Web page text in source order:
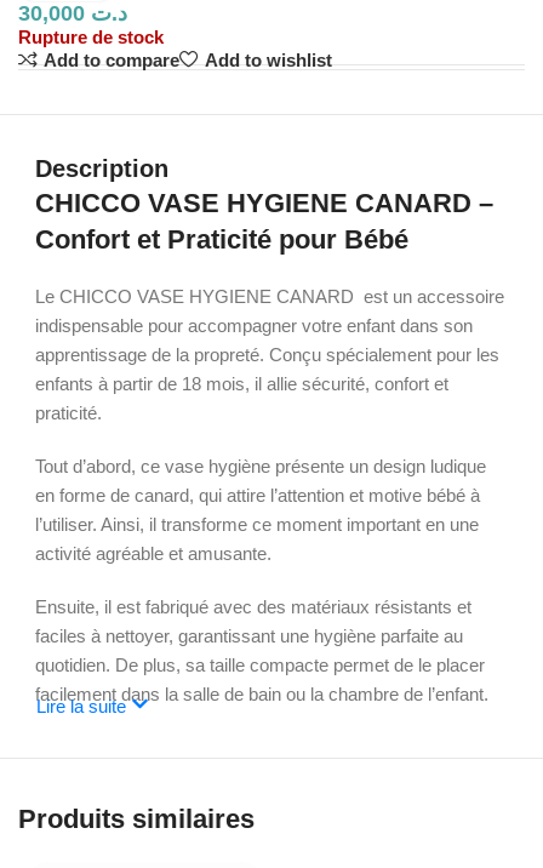
د.ت
Rupture de stock
Add to compare
Add to wishlist
Description
CHICCO VASE HYGIENE CANARD –
Confort et Praticité pour Bébé
Le CHICCO VASE HYGIENE CANARD est un accessoire
indispensable pour accompagner votre enfant dans son
apprentissage de la propreté. Conçu spécialement pour les
enfants à partir de 18 mois, il allie sécurité, confort et
praticité.
Tout d’abord, ce vase hygiène présente un design ludique
en forme de canard, qui attire l’attention et motive bébé à
l’utiliser. Ainsi, il transforme ce moment important en une
activité agréable et amusante.
Ensuite, il est fabriqué avec des matériaux résistants et
faciles à nettoyer, garantissant une hygiène parfaite au
quotidien. De plus, sa taille compacte permet de le placer
facilement dans la salle de bain ou la chambre de l’enfant.
confiance pour progresser rapidement vers l’autonomie.
Lire la suite
Produits similaires